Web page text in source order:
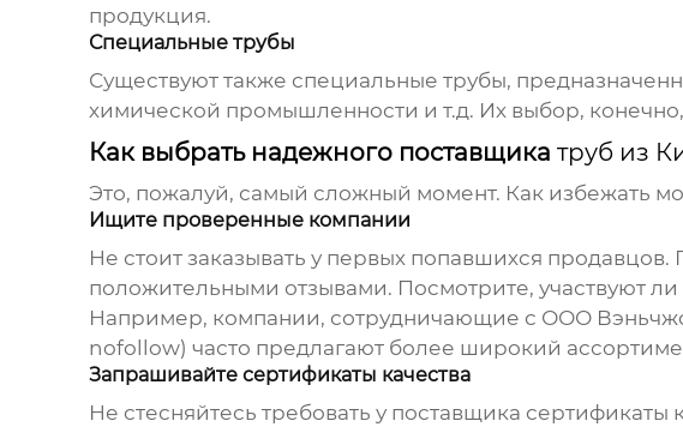
продукция.
Специальные трубы
Существуют также специальные трубы,
химической промышленности и т.д. Их выбор,
Как выбрать надежного поставщика труб из
Это, пожалуй, самый сложный момент. Как избежать
Ищите проверенные компании
Не стоит заказывать у первых попавшихся
положительными отзывами. Посмотрите, участвуют
Например, компании, сотрудничающие с ООО
nofollow) часто предлагают более широкий
Запрашивайте сертификаты качества
Не стесняйтесь требовать у поставщика